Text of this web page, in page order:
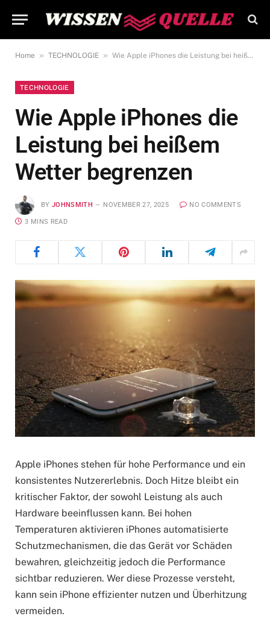
Home » TECHNOLOGIE » Wie Apple iPhones die Leistung bei heißem Wetter begrenzen
TECHNOLOGIE
Wie Apple iPhones die
Leistung bei heißem
Wetter begrenzen
BY JOHNSMITH NOVEMBER 27, 2025 NO COMMENTS
3 MINS READ
Apple iPhones stehen für hohe Performance und ein
konsistentes Nutzererlebnis. Doch Hitze bleibt ein
kritischer Faktor, der sowohl Leistung als auch
Hardware beeinflussen kann. Bei hohen
Temperaturen aktivieren iPhones automatisierte
Schutzmechanismen, die das Gerät vor Schäden
bewahren, gleichzeitig jedoch die Performance
sichtbar reduzieren. Wer diese Prozesse versteht,
kann sein iPhone effizienter nutzen und Überhitzung
vermeiden.